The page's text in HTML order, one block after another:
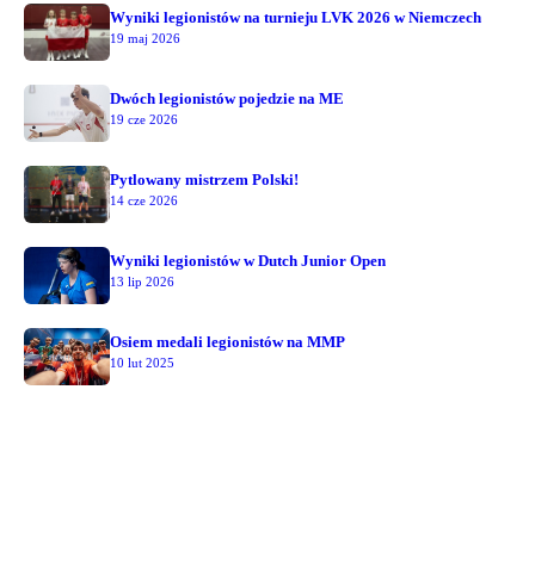
Wyniki legionistów na turnieju LVK 2026 w Niemczech
19 maj 2026
Dwóch legionistów pojedzie na ME
19 cze 2026
Pytlowany mistrzem Polski!
14 cze 2026
Wyniki legionistów w Dutch Junior Open
13 lip 2026
Osiem medali legionistów na MMP
10 lut 2025